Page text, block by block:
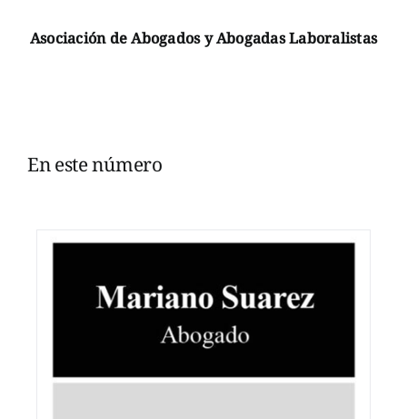
Asociación de Abogados y Abogadas Laboralistas
En este número